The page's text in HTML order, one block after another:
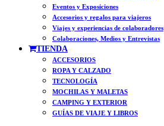
Eventos y Exposiciones
Accesorios y regalos para viajeros
Viajes y experiencias de colaboradores
Colaboraciones, Medios y Entrevistas
TIENDA
ACCESORIOS
ROPA Y CALZADO
TECNOLOGÍA
MOCHILAS Y MALETAS
CAMPING Y EXTERIOR
GUÍAS DE VIAJE Y LIBROS